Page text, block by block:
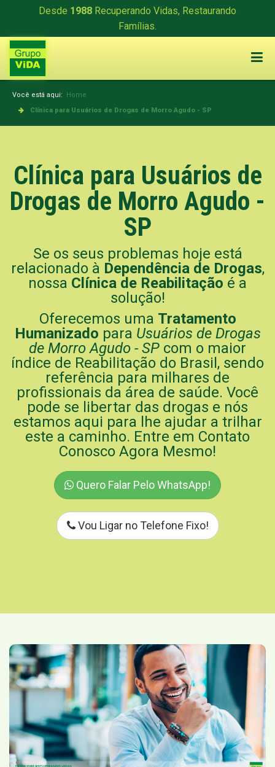
Desde 1988 Recuperando Vidas, Restaurando
Famílias.
Você está aqui: Home
Clínica para Usuários de Drogas de Morro Agudo - SP
Clínica para Usuários de
Drogas de Morro Agudo -
SP
Se os seus problemas hoje está
relacionado à Dependência de Drogas,
nossa Clínica de Reabilitação é a
solução!
Oferecemos uma Tratamento
Humanizado para Usuários de Drogas
de Morro Agudo - SP com o maior
índice de Reabilitação do Brasil, sendo
referência para milhares de
profissionais da área de saúde. Você
pode se libertar das drogas e nós
estamos aqui para lhe ajudar a trilhar
este a caminho. Entre em Contato
Conosco Agora Mesmo!
Quero Falar Pelo WhatsApp!
Vou Ligar no Telefone Fixo!